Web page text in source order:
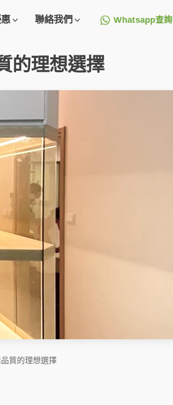
聯絡我們 Whatsapp查詢
的理想選擇
質的理想選擇